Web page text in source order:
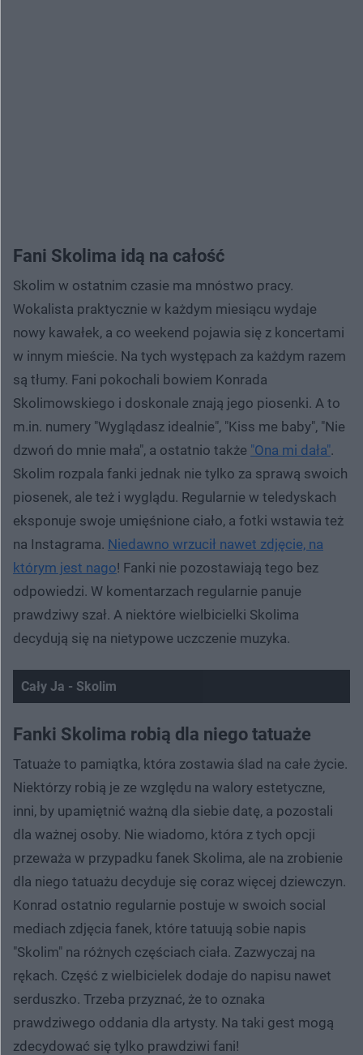
Fani Skolima idą na całość
Skolim w ostatnim czasie ma mnóstwo pracy.
Wokalista praktycznie w każdym miesiącu wydaje
nowy kawałek, a co weekend pojawia się z koncertami
w innym mieście. Na tych występach za każdym razem
są tłumy. Fani pokochali bowiem Konrada
Skolimowskiego i doskonale znają jego piosenki. A to
m.in. numery "Wyglądasz idealnie", "Kiss me baby", "Nie
dzwoń do mnie mała", a ostatnio także "Ona mi dała".
Skolim rozpala fanki jednak nie tylko za sprawą swoich
piosenek, ale też i wyglądu. Regularnie w teledyskach
eksponuje swoje umięśnione ciało, a fotki wstawia też
na Instagrama. Niedawno wrzucił nawet zdjęcie, na
którym jest nago! Fanki nie pozostawiają tego bez
odpowiedzi. W komentarzach regularnie panuje
prawdziwy szał. A niektóre wielbicielki Skolima
decydują się na nietypowe uczczenie muzyka.
Cały Ja - Skolim
Spróbuj ponownie
Fanki Skolima robią dla niego tatuaże
Tatuaże to pamiątka, która zostawia ślad na całe życie.
Niektórzy robią je ze względu na walory estetyczne,
inni, by upamiętnić ważną dla siebie datę, a pozostali
dla ważnej osoby. Nie wiadomo, która z tych opcji
przeważa w przypadku fanek Skolima, ale na zrobienie
dla niego tatuażu decyduje się coraz więcej dziewczyn.
Konrad ostatnio regularnie postuje w swoich social
mediach zdjęcia fanek, które tatuują sobie napis
"Skolim" na różnych częściach ciała. Zazwyczaj na
rękach. Część z wielbicielek dodaje do napisu nawet
serduszko. Trzeba przyznać, że to oznaka
prawdziwego oddania dla artysty. Na taki gest mogą
zdecydować się tylko prawdziwi fani!